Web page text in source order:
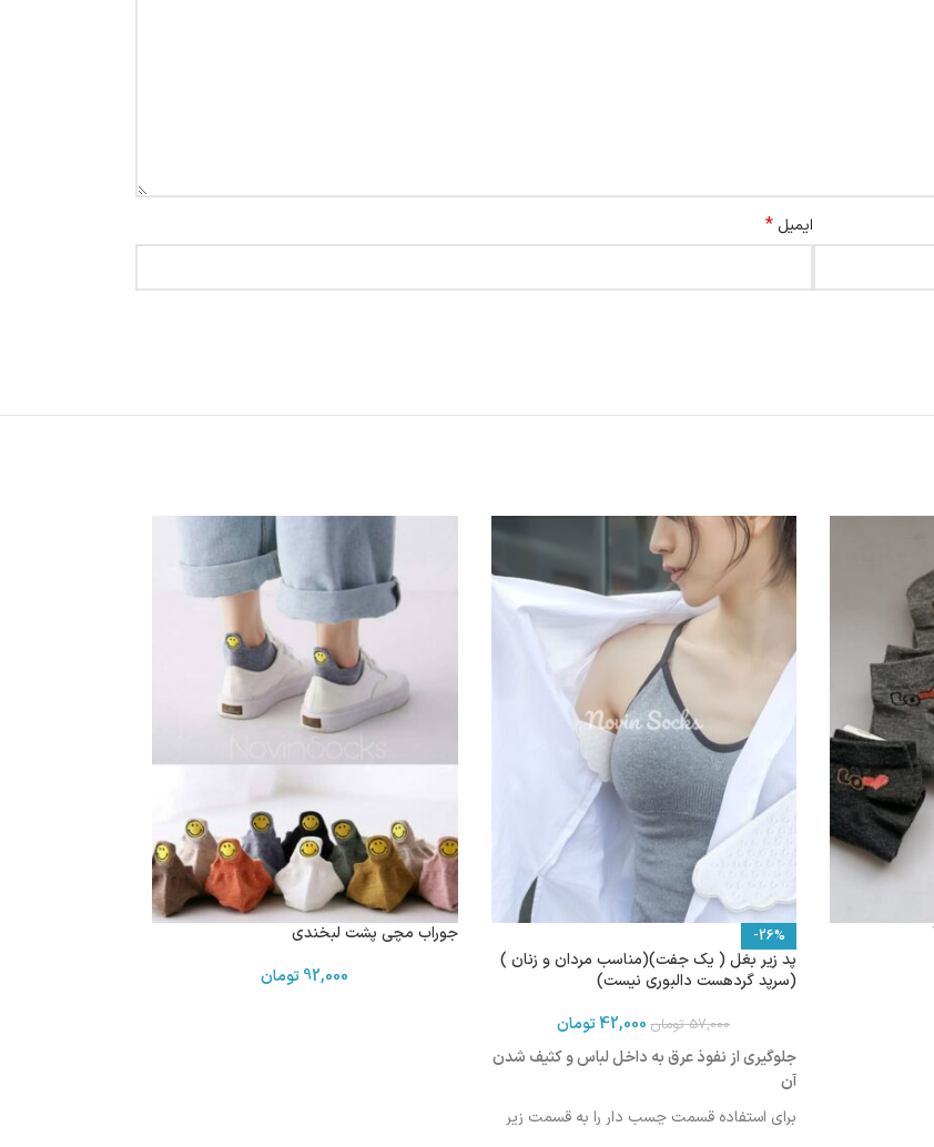
ایمیل *
-26%
پد زیر بغل ( یک جفت)(مناسب مردان و زنان )
(سرپد گردهست دالبوری نیست)
57,000 تومان 42,000تومان
جلوگیری از نفوذ عرق به داخل لباس و کثیف شدن
آن
برای استفاده قسمت چسب دار را به قسمت زیر
جوراب مچی پشت لبخندی
92,000تومان